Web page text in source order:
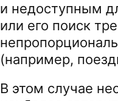
и недоступным
или его поиск
(например,
В этом случае